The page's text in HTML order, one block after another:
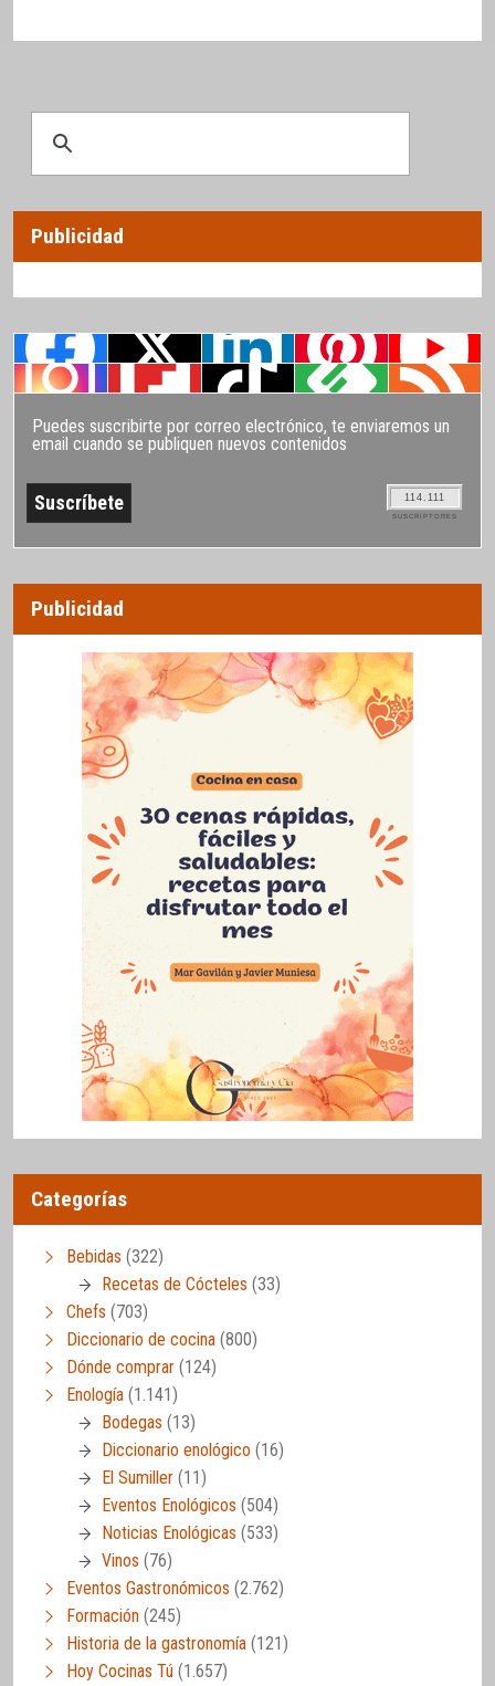
Publicidad
Puedes suscribirte por correo electrónico, te enviaremos un
email cuando se publiquen nuevos contenidos
114.111
SUSCRIPTORES
Publicidad
Categorías
Bebidas (322)
Recetas de Cócteles (33)
Chefs (703)
Diccionario de cocina (800)
Dónde comprar (124)
Enología (1.141)
Bodegas (13)
Diccionario enológico (16)
El Sumiller (11)
Eventos Enológicos (504)
Noticias Enológicas (533)
Vinos (76)
Eventos Gastronómicos (2.762)
Formación (245)
Historia de la gastronomía (121)
Hoy Cocinas Tú (1.657)